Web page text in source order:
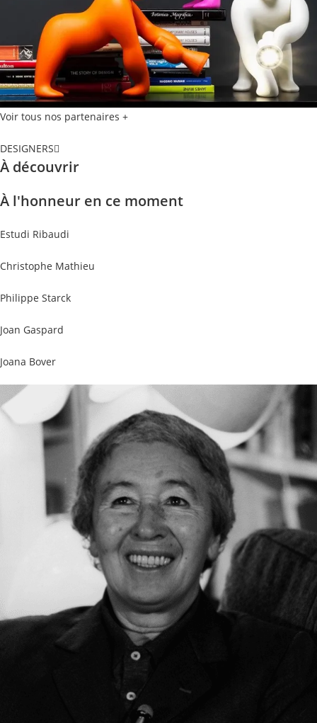
Voir tous nos partenaires +
DESIGNERS
À découvrir
À l'honneur en ce moment
Estudi Ribaudi
Christophe Mathieu
Philippe Starck
Joan Gaspard
Joana Bover